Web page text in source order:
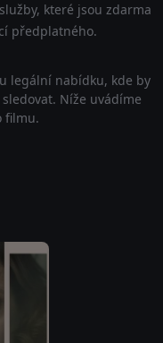
které jsou zdarma
předplatného.
legální nabídku, kde by
Níže uvádíme
filmu.